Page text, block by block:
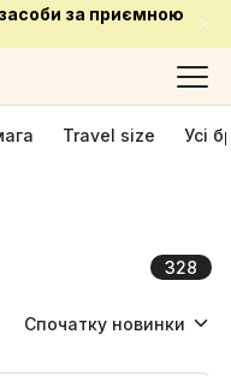
за приємною
Travel size Усі
328
Спочатку новинки
33
59